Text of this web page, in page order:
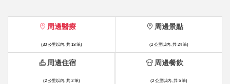
周邊醫療
(30 公里以內, 共 18 筆)
周邊景點
(2 公里以內, 共 24 筆)
周邊住宿
(2 公里以內, 共 2 筆)
周邊餐飲
(2 公里以內, 共 5 筆)